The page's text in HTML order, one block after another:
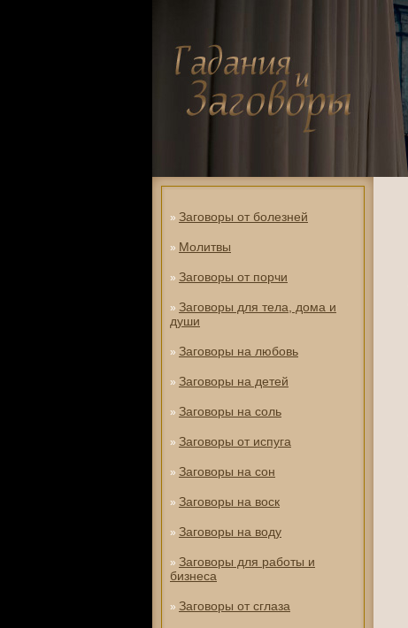
» Заговоры от болезней
» Молитвы
» Заговоры от порчи
» Заговоры для тела, дома и
души
» Заговоры на любовь
» Заговоры на детей
» Заговоры на соль
» Заговоры от испуга
» Заговоры на сон
» Заговоры на воск
» Заговоры на воду
» Заговоры для работы и
бизнеса
» Заговоры от сглаза